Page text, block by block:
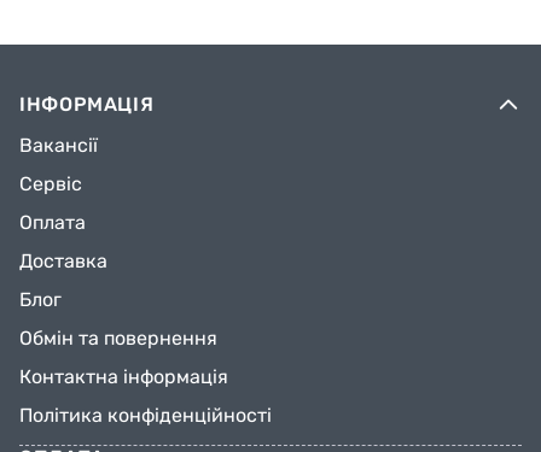
ІНФОРМАЦІЯ
Вакансії
Сервіс
Оплата
Доставка
Блог
Обмін та повернення
Контактна інформація
Політика конфіденційності